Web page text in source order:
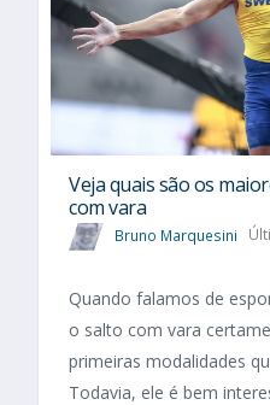
Veja quais são os
com vara
Bruno Marquesini
Quando falamos de
o salto com vara
primeiras modalidades
Todavia, ele é bem